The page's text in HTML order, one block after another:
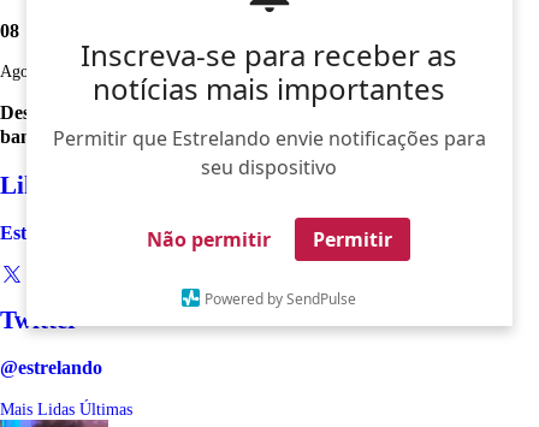
Inscreva-se para receber as
notícias mais importantes
Permitir que Estrelando envie notificações para
seu dispositivo
Não permitir Permitir
Powered by SendPulse
08
Ago
Desculpe, não foi encontrado nenhum registro sobre: antonio-
banderas-desembarcam-brasil-rio-janeiro
Like
Estrelando
Twitter
@estrelando
Mais Lidas Últimas